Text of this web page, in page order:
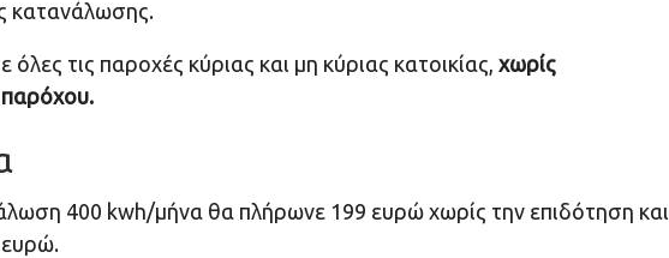
κατανάλωσης.
τις παροχές κύριας και μη κύριας κατοικίας, χωρίς
παρόχου.
400 kwh/μήνα θα πλήρωνε 199 ευρώ χωρίς την επιδότηση και
ευρώ.